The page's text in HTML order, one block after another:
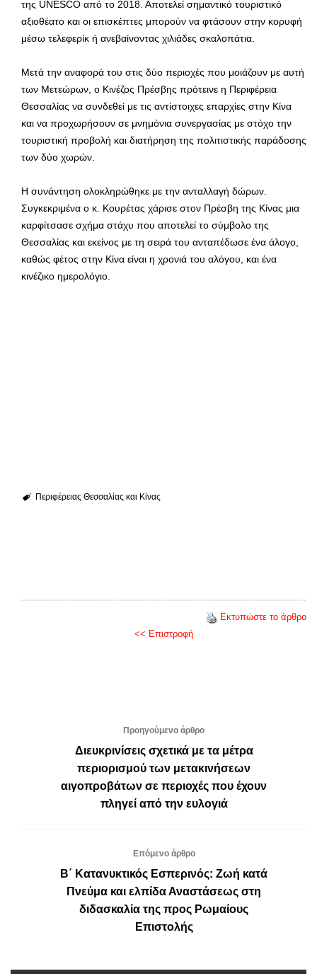
της UNESCO από το 2018. Αποτελεί σημαντικό τουριστικό
αξιοθέατο και οι επισκέπτες μπορούν να φτάσουν στην κορυφή
μέσω τελεφερίκ ή ανεβαίνοντας χιλιάδες σκαλοπάτια.
Μετά την αναφορά του στις δύο περιοχές που μοιάζουν με αυτή
των Μετεώρων, ο Κινέζος Πρέσβης πρότεινε η Περιφέρεια
Θεσσαλίας να συνδεθεί με τις αντίστοιχες επαρχίες στην Κίνα
και να προχωρήσουν σε μνημόνια συνεργασίας με στόχο την
τουριστική προβολή και διατήρηση της πολιτιστικής παράδοσης
των δύο χωρών.
Η συνάντηση ολοκληρώθηκε με την ανταλλαγή δώρων.
Συγκεκριμένα ο κ. Κουρέτας χάρισε στον Πρέσβη της Κίνας μια
καρφίτσασε σχήμα στάχυ που αποτελεί το σύμβολο της
Θεσσαλίας και εκείνος με τη σειρά του ανταπέδωσε ένα άλογο,
καθώς φέτος στην Κίνα είναι η χρονιά του αλόγου, και ένα
κινέζικο ημερολόγιο.
Περιφέρειας Θεσσαλίας και Κίνας
Εκτυπώστε το άρθρο
<< Επιστροφή
Προηγούμενο άρθρο
Διευκρινίσεις σχετικά με τα μέτρα
περιορισμού των μετακινήσεων
αιγοπροβάτων σε περιοχές που έχουν
πληγεί από την ευλογιά
Επόμενο άρθρο
Β΄ Κατανυκτικός Εσπερινός: Ζωή κατά
Πνεύμα και ελπίδα Αναστάσεως στη
διδασκαλία της προς Ρωμαίους
Επιστολής